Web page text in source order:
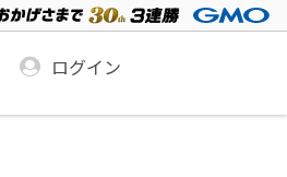
ログイン